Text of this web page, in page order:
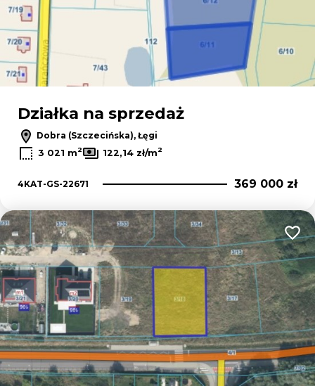
Działka na sprzedaż
Dobra (Szczecińska), Łęgi
3 021 m2 122,14 zł/m2
4KAT-GS-22671 369 000 zł